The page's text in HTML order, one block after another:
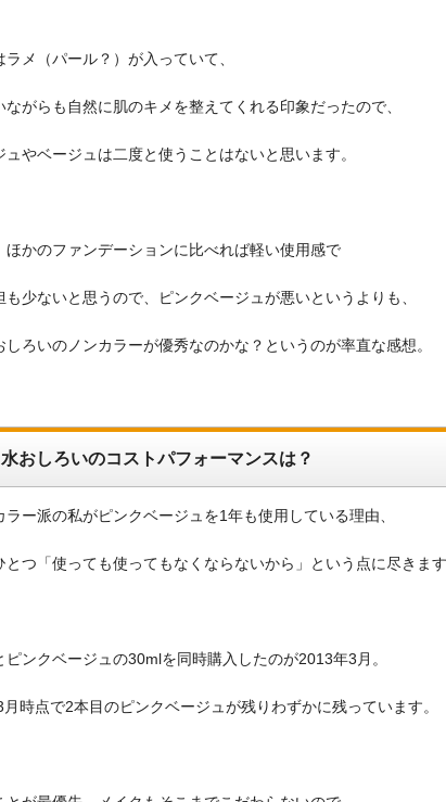
ラメ（パール？）が入っていて、
ながらも自然に肌のキメを整えてくれる印象だったので、
ュやベージュは二度と使うことはないと思います。
ほかのファンデーションに比べれば軽い使用感で
も少ないと思うので、ピンクベージュが悪いというよりも、
しろいのノンカラーが優秀なのかな？というのが率直な感想。
おしろいのコストパフォーマンスは？
ラー派の私がピンクベージュを1年も使用している理由、
とつ「使っても使ってもなくならないから」という点に尽きま
ピンクベージュの30mlを同時購入したのが2013年3月。
時点で2本目のピンクベージュが残りわずかに残っています。